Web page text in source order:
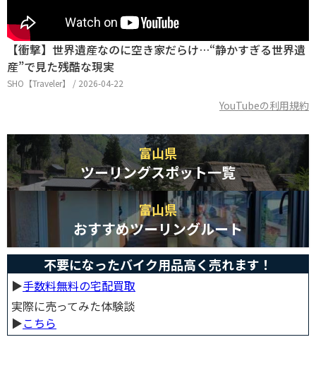
【衝撃】世界遺産なのに空き家だらけ…“静かすぎる世界遺
産”で見た残酷な現実
SHO【Traveler】 / 2026-04-22
YouTubeの利用規約
富山県
ツーリングスポット一覧
富山県
おすすめツーリングルート
不要になったバイク用品高く売れます！
▶︎手数料無料の宅配買取
実際に売ってみた体験談
▶︎こちら